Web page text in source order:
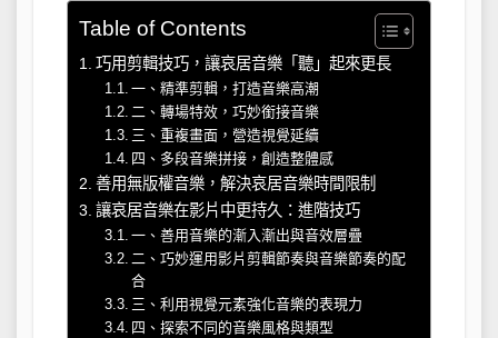
Table of Contents
巧用剪輯技巧，讓哀居音樂「聽」起來更長
一、精準剪輯，打造音樂高潮
二、轉場特效，巧妙銜接音樂
三、重複畫面，營造視覺延續
四、多段音樂拼接，創造整體感
善用無版權音樂，解決哀居音樂時間限制
讓哀居音樂在影片中更持久：進階技巧
一、善用音樂的漸入漸出與音效層疊
二、巧妙運用影片剪輯節奏與音樂節奏的配
合
三、利用視覺元素強化音樂的表現力
四、探索不同的音樂風格與類型